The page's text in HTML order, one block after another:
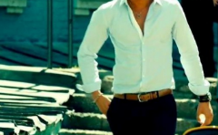
Политика
Образование
В мире
Культура